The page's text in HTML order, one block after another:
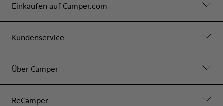
Einkaufen auf Camper.com
Kundenservice
Über Camper
ReCamper